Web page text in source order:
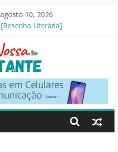
10, 2026
Literária]
[Crtítica]
– 3ª Temporada [Crítica]
e Vizinhos [Crítica]